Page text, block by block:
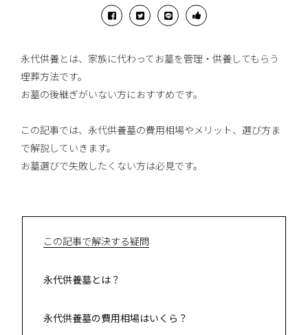
永代供養とは、家族に代わってお墓を管理・供養してもらう
埋葬方法です。
お墓の後継ぎがいない方におすすめです。
この記事では、永代供養墓の費用相場やメリット、選び方ま
で解説していきます。
お墓選びで失敗したくない方は必見です。
この記事で解決する疑問
永代供養墓とは？
永代供養墓の費用相場はいくら？